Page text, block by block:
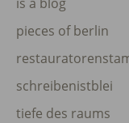
pieces of berlin
schreibenistblei
tiefe des raums